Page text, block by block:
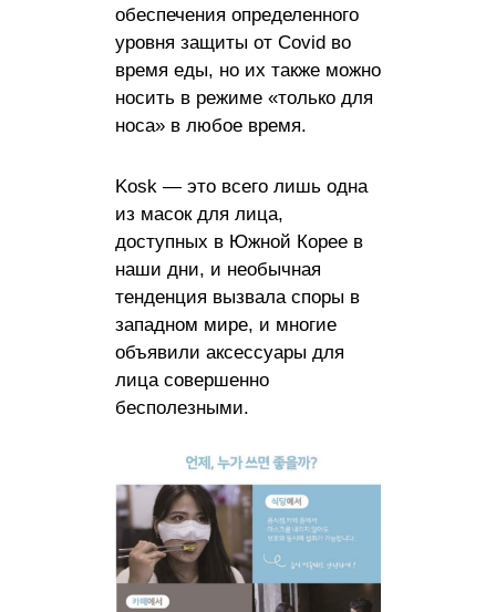
обеспечения определенного
уровня защиты от Covid во
время еды, но их также можно
носить в режиме «только для
носа» в любое время.
Kosk — это всего лишь одна
из масок для лица,
доступных в Южной Корее в
наши дни, и необычная
тенденция вызвала споры в
западном мире, и многие
объявили аксессуары для
лица совершенно
бесполезными.